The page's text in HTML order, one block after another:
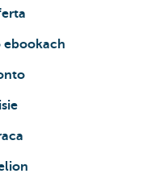
ebookach